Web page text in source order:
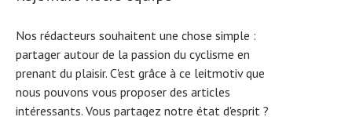
Nos rédacteurs souhaitent une chose simple :
partager autour de la passion du cyclisme en
prenant du plaisir. C'est grâce à ce leitmotiv que
nous pouvons vous proposer des articles
intéressants. Vous partagez notre état d'esprit ?